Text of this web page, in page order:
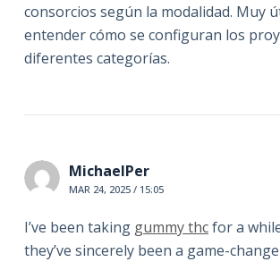
consorcios según la modalidad. Muy
entender cómo se configuran los
diferentes categorías.
MichaelPer
MAR 24, 2025 / 15:05
I’ve been taking gummy thcfor a
they’ve sincerely been a game-